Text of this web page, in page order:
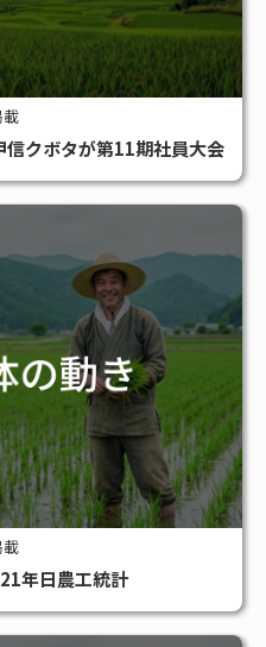
載
クボタが第11期社員大会
載
年日農工統計